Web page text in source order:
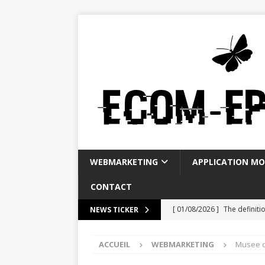
WEBMARKETING APPLICATION
CONTACT
NEWS TICKER [ 01/08/2026 ] The
WEBMARKETING
ACCUEIL WEBMARKETING Musee